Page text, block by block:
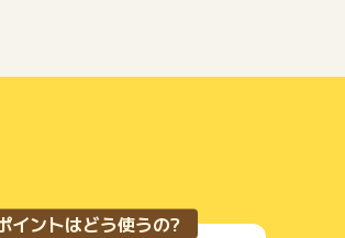
イントはどう使うの?